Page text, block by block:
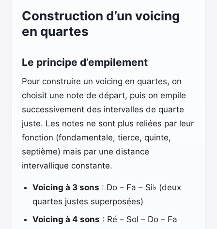
Construction d’un voicing
en quartes
Le principe d’empilement
Pour construire un voicing en quartes, on
choisit une note de départ, puis on empile
successivement des intervalles de quarte
juste. Les notes ne sont plus reliées par leur
fonction (fondamentale, tierce, quinte,
septième) mais par une distance
intervallique constante.
Voicing à 3 sons : Do – Fa – Si♭ (deux
quartes justes superposées)
Voicing à 4 sons : Ré – Sol – Do – Fa